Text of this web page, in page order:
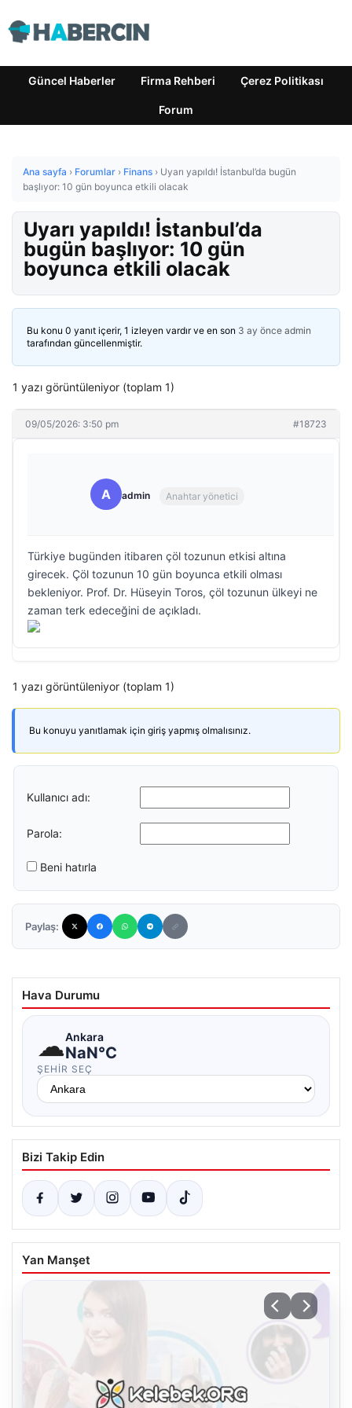
Güncel Haberler Firma Rehberi Çerez Politikası
Forum
Ana sayfa › Forumlar › Finans › Uyarı yapıldı! İstanbul’da bugün
başlıyor: 10 gün boyunca etkili olacak
Uyarı yapıldı! İstanbul’da
bugün başlıyor: 10 gün
boyunca etkili olacak
Bu konu 0 yanıt içerir, 1 izleyen vardır ve en son 3 ay önce admin
tarafından güncellenmiştir.
1 yazı görüntüleniyor (toplam 1)
09/05/2026: 3:50 pm #18723
A admin Anahtar yönetici
Türkiye bugünden itibaren çöl tozunun etkisi altına
girecek. Çöl tozunun 10 gün boyunca etkili olması
bekleniyor. Prof. Dr. Hüseyin Toros, çöl tozunun ülkeyi ne
zaman terk edeceğini de açıkladı.
1 yazı görüntüleniyor (toplam 1)
Bu konuyu yanıtlamak için giriş yapmış olmalısınız.
Kullanıcı adı:
Parola:
Beni hatırla
Paylaş:
Hava Durumu
☁Ankara
NaN°C
ŞEHIR SEÇ
Bizi Takip Edin
Yan Manşet